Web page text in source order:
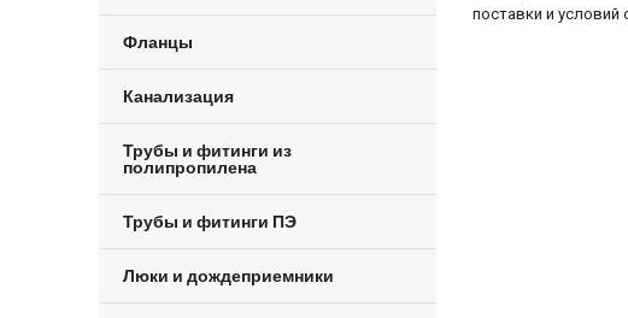
Фланцы
Канализация
Трубы и фитинги из
полипропилена
Трубы и фитинги ПЭ
Люки и дождеприемники
поставки и